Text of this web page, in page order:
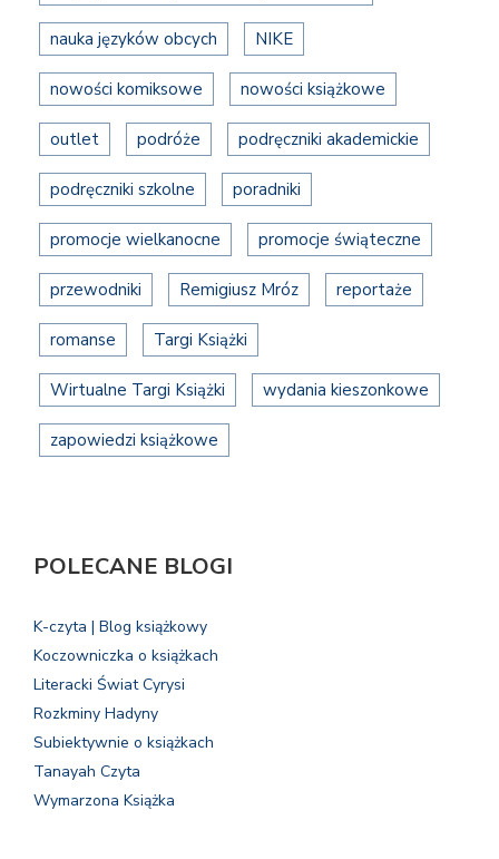
nauka języków obcych NIKE
nowości komiksowe nowości książkowe
outlet podróże podręczniki akademickie
podręczniki szkolne poradniki
promocje wielkanocne promocje świąteczne
przewodniki Remigiusz Mróz reportaże
romanse Targi Książki
Wirtualne Targi Książki wydania kieszonkowe
zapowiedzi książkowe
POLECANE BLOGI
K-czyta | Blog książkowy
Koczowniczka o książkach
Literacki Świat Cyrysi
Rozkminy Hadyny
Subiektywnie o książkach
Tanayah Czyta
Wymarzona Książka